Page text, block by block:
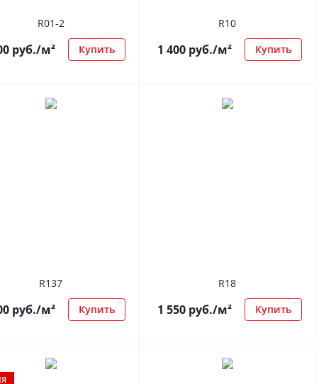
R01-2
руб./м² Купить
R10
1 400 руб./м² Купить
R137
руб./м² Купить
R18
1 550 руб./м² Купить